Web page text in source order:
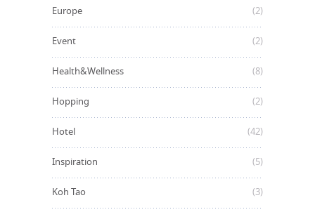
Europe (2)
Event (2)
Health&Wellness (8)
Hopping (2)
Hotel (42)
Inspiration (5)
Koh Tao (3)